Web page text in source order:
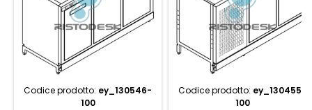
Codice prodotto: ey_130546-
100
Codice prodotto: ey_130455-
100